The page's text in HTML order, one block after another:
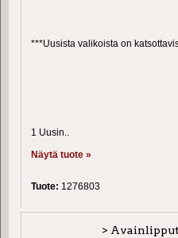
***Uusista valikoista on
1 Uusin..
Näytä tuote »
Tuote: 1276803
>